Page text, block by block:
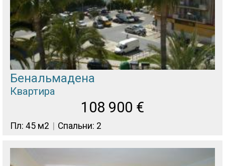
Бенальмадена
Квартира
108 900 €
Пл: 45 м2 Спальни: 2